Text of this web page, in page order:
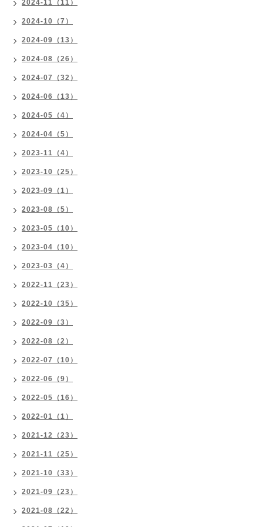
2024-11（11）
2024-10（7）
2024-09（13）
2024-08（26）
2024-07（32）
2024-06（13）
2024-05（4）
2024-04（5）
2023-11（4）
2023-10（25）
2023-09（1）
2023-08（5）
2023-05（10）
2023-04（10）
2023-03（4）
2022-11（23）
2022-10（35）
2022-09（3）
2022-08（2）
2022-07（10）
2022-06（9）
2022-05（16）
2022-01（1）
2021-12（23）
2021-11（25）
2021-10（33）
2021-09（23）
2021-08（22）